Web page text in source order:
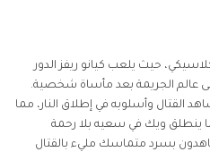
حيث يلعب كيانو ريفز الدور
عالم الجريمة بعد مأساة شخصية.
القتال وأسلوبه في إطلاق النار، مما
ينطلق ويك في سعيه بلا رحمة
بسرد متماسك مليء بالقتال